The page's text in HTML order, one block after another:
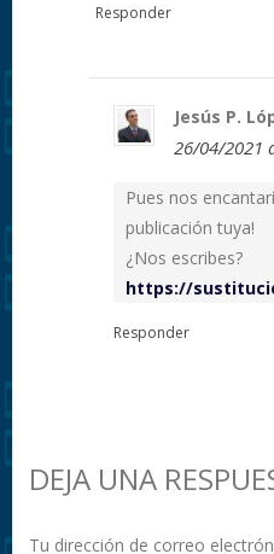
Responder
Jesús P.
26/04/2021
Pues nos
publicación tuya!
¿Nos escribes?
https://
Responder
DEJA UNA
Tu dirección de correo